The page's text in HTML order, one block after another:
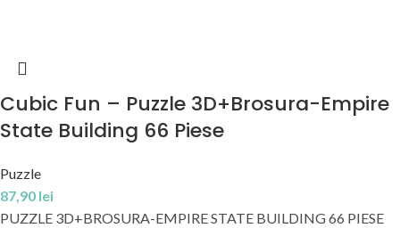
Cubic Fun – Puzzle 3D+Brosura-Empire
State Building 66 Piese
Puzzle
87,90 lei
PUZZLE 3D+BROSURA-EMPIRE STATE BUILDING 66 PIESE